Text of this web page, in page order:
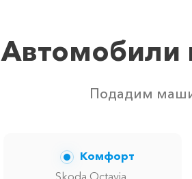
Автомобили
Подадим
Комфорт
Skoda Octavia,